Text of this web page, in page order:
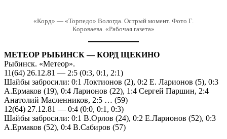
«Корд» — «Торпедо» Вологда. Острый момент. Фото Г.
Короваева. «Рабочая газета»
МЕТЕОР РЫБИНСК — КОРД ЩЕКИНО
Рыбинск. «Метеор».
11(64) 26.12.81 — 2:5 (0:3, 0:1, 2:1)
Шайбы забросили: 0:1 Локтионов (2), 0:2 Е. Ларионов (5), 0:3
А.Ермаков (19), 0:4 Ларионов (22), 1:4 Сергей Паршин, 2:4
Анатолий Масленников, 2:5 … (59)
12(64) 27.12.81 — 0:4 (0:0, 0:1, 0:3)
Шайбы забросили: 0:1 В.Орлов (24), 0:2 Е.Ларионов (52), 0:3
А.Ермаков (52), 0:4 В.Сабиров (57)